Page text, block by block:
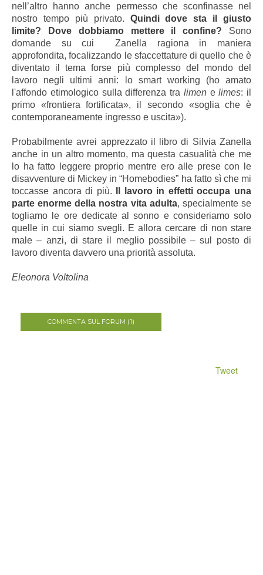
nell’altro hanno anche permesso che sconfinasse nel
nostro tempo più privato. Quindi dove sta il giusto
limite? Dove dobbiamo mettere il confine? Sono
domande su cui Zanella ragiona in maniera
approfondita, focalizzando le sfaccettature di quello che è
diventato il tema forse più complesso del mondo del
lavoro negli ultimi anni: lo smart working (ho amato
l'affondo etimologico sulla differenza tra limenelimes: il
primo «frontiera fortificata», il secondo «soglia che è
contemporaneamente ingresso e uscita»).
Probabilmente avrei apprezzato il libro di Silvia Zanella
anche in un altro momento, ma questa casualità che me
lo ha fatto leggere proprio mentre ero alle prese con le
disavventure di Mickey in “Homebodies” ha fatto sì che mi
toccasse ancora di più.
Il lavoro in effetti occupa una
parte enorme della nostra vita adulta, specialmente se
togliamo le ore dedicate al sonno e consideriamo solo
quelle in cui siamo svegli. E allora cercare di non stare
male – anzi, di stare il meglio possibile – sul posto di
lavoro diventa davvero una priorità assoluta.
Eleonora Voltolina
COMMENTA SUL FORUM (1)
Tweet